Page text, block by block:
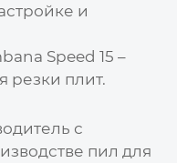
и
Speed 15 –
резки плит.
с
пил для